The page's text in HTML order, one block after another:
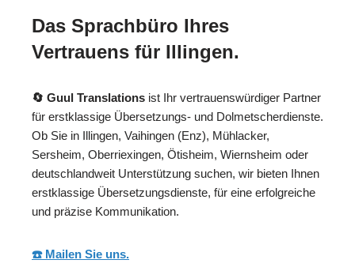
Das Sprachbüro Ihres
Vertrauens für Illingen.
🔄 Guul Translations ist Ihr vertrauenswürdiger Partner
für erstklassige Übersetzungs- und Dolmetscherdienste.
Ob Sie in Illingen, Vaihingen (Enz), Mühlacker,
Sersheim, Oberriexingen, Ötisheim, Wiernsheim oder
deutschlandweit Unterstützung suchen, wir bieten Ihnen
erstklassige Übersetzungsdienste, für eine erfolgreiche
und präzise Kommunikation.
☎️ Mailen Sie uns.